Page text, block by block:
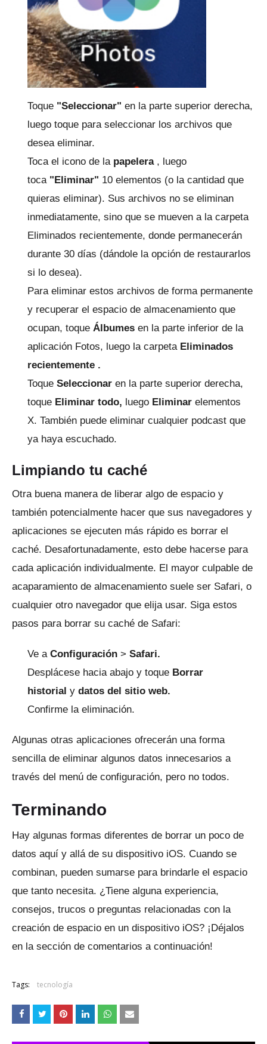
Toque "Seleccionar" en la parte superior derecha,
luego toque para seleccionar los archivos que
desea eliminar.
Toca el icono de la papelera, luego
toca "Eliminar" 10 elementos (o la cantidad que
quieras eliminar). Sus archivos no se eliminan
inmediatamente, sino que se mueven a la carpeta
Eliminados recientemente, donde permanecerán
durante 30 días (dándole la opción de restaurarlos
si lo desea).
Para eliminar estos archivos de forma permanente
y recuperar el espacio de almacenamiento que
ocupan, toque Álbumes en la parte inferior de la
aplicación Fotos, luego la carpeta Eliminados
recientemente .
Toque Seleccionar en la parte superior derecha,
toque Eliminar todo, luego Eliminar elementos
X. También puede eliminar cualquier podcast que
ya haya escuchado.
Limpiando tu caché
Otra buena manera de liberar algo de espacio y
también potencialmente hacer que sus navegadores y
aplicaciones se ejecuten más rápido es borrar el
caché. Desafortunadamente, esto debe hacerse para
cada aplicación individualmente. El mayor culpable de
acaparamiento de almacenamiento suele ser Safari, o
cualquier otro navegador que elija usar. Siga estos
pasos para borrar su caché de Safari:
Ve a Configuración > Safari.
Desplácese hacia abajo y toque Borrar
historial y datos del sitio web.
Confirme la eliminación.
Algunas otras aplicaciones ofrecerán una forma
sencilla de eliminar algunos datos innecesarios a
través del menú de configuración, pero no todos.
Terminando
Hay algunas formas diferentes de borrar un poco de
datos aquí y allá de su dispositivo iOS. Cuando se
combinan, pueden sumarse para brindarle el espacio
que tanto necesita. ¿Tiene alguna experiencia,
consejos, trucos o preguntas relacionadas con la
creación de espacio en un dispositivo iOS? ¡Déjalos
en la sección de comentarios a continuación!
Tags: tecnología